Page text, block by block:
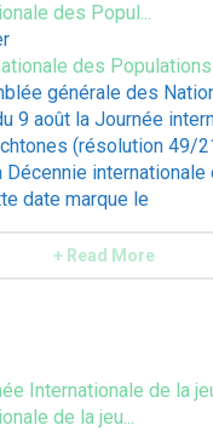
des Popul...
générale des
9 août la Journée
(résolution 49/
Décennie
date marque le
+ Read More
Internationale de la
de la jeu...